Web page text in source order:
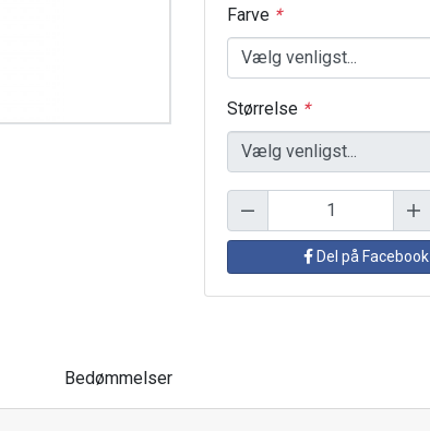
Farve *
Størrelse *
Del på Facebook
Bedømmelser